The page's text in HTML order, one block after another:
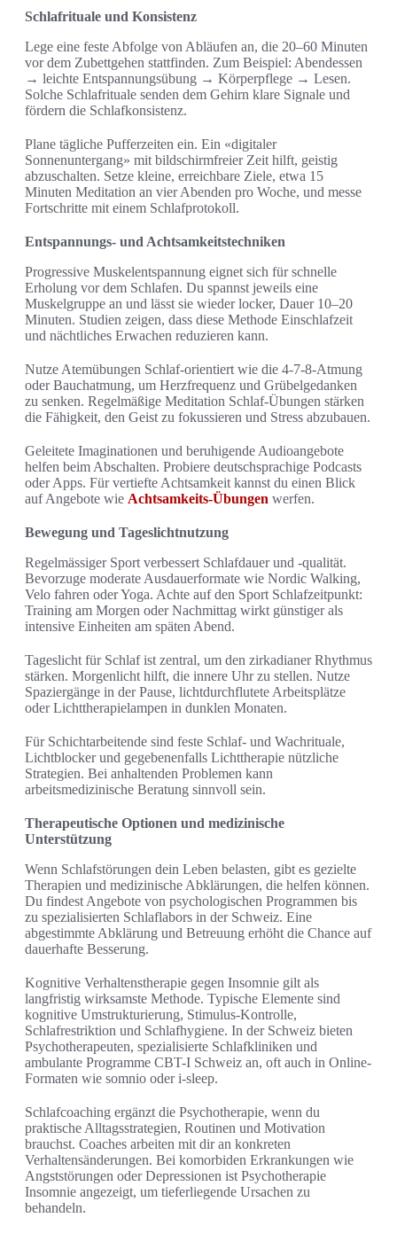
Schlafrituale und Konsistenz
Lege eine feste Abfolge von Abläufen an, die 20–60 Minuten
vor dem Zubettgehen stattfinden. Zum Beispiel: Abendessen
→ leichte Entspannungsübung → Körperpflege → Lesen.
Solche Schlafrituale senden dem Gehirn klare Signale und
fördern die Schlafkonsistenz.
Plane tägliche Pufferzeiten ein. Ein «digitaler
Sonnenuntergang» mit bildschirmfreier Zeit hilft, geistig
abzuschalten. Setze kleine, erreichbare Ziele, etwa 15
Minuten Meditation an vier Abenden pro Woche, und messe
Fortschritte mit einem Schlafprotokoll.
Entspannungs- und Achtsamkeitstechniken
Progressive Muskelentspannung eignet sich für schnelle
Erholung vor dem Schlafen. Du spannst jeweils eine
Muskelgruppe an und lässt sie wieder locker, Dauer 10–20
Minuten. Studien zeigen, dass diese Methode Einschlafzeit
und nächtliches Erwachen reduzieren kann.
Nutze Atemübungen Schlaf-orientiert wie die 4-7-8-Atmung
oder Bauchatmung, um Herzfrequenz und Grübelgedanken
zu senken. Regelmäßige Meditation Schlaf-Übungen stärken
die Fähigkeit, den Geist zu fokussieren und Stress abzubauen.
Geleitete Imaginationen und beruhigende Audioangebote
helfen beim Abschalten. Probiere deutschsprachige Podcasts
oder Apps. Für vertiefte Achtsamkeit kannst du einen Blick
auf Angebote wie Achtsamkeits-Übungen werfen.
Bewegung und Tageslichtnutzung
Regelmässiger Sport verbessert Schlafdauer und -qualität.
Bevorzuge moderate Ausdauerformate wie Nordic Walking,
Velo fahren oder Yoga. Achte auf den Sport Schlafzeitpunkt:
Training am Morgen oder Nachmittag wirkt günstiger als
intensive Einheiten am späten Abend.
Tageslicht für Schlaf ist zentral, um den zirkadianer Rhythmus
stärken. Morgenlicht hilft, die innere Uhr zu stellen. Nutze
Spaziergänge in der Pause, lichtdurchflutete Arbeitsplätze
oder Lichttherapielampen in dunklen Monaten.
Für Schichtarbeitende sind feste Schlaf- und Wachrituale,
Lichtblocker und gegebenenfalls Lichttherapie nützliche
Strategien. Bei anhaltenden Problemen kann
arbeitsmedizinische Beratung sinnvoll sein.
Therapeutische Optionen und medizinische
Unterstützung
Wenn Schlafstörungen dein Leben belasten, gibt es gezielte
Therapien und medizinische Abklärungen, die helfen können.
Du findest Angebote von psychologischen Programmen bis
zu spezialisierten Schlaflabors in der Schweiz. Eine
abgestimmte Abklärung und Betreuung erhöht die Chance auf
dauerhafte Besserung.
Kognitive Verhaltenstherapie gegen Insomnie gilt als
langfristig wirksamste Methode. Typische Elemente sind
kognitive Umstrukturierung, Stimulus-Kontrolle,
Schlafrestriktion und Schlafhygiene. In der Schweiz bieten
Psychotherapeuten, spezialisierte Schlafkliniken und
ambulante Programme CBT-I Schweiz an, oft auch in Online-
Formaten wie somnio oder i-sleep.
Schlafcoaching ergänzt die Psychotherapie, wenn du
praktische Alltagsstrategien, Routinen und Motivation
brauchst. Coaches arbeiten mit dir an konkreten
Verhaltensänderungen. Bei komorbiden Erkrankungen wie
Angststörungen oder Depressionen ist Psychotherapie
Insomnie angezeigt, um tieferliegende Ursachen zu
behandeln.